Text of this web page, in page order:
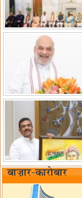
बाज़ार-कारोबार